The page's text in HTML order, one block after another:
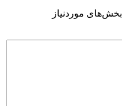
بخش‌های موردنیاز